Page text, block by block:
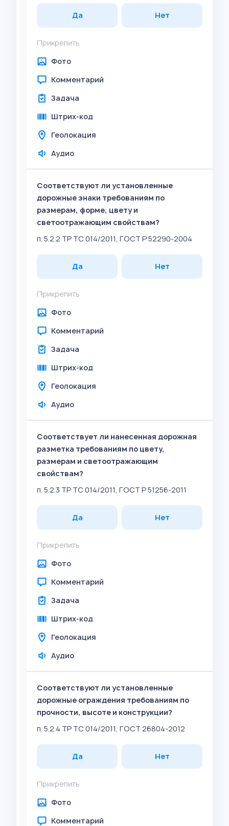
Да Нет
Прикрепить
Фото
Комментарий
Задача
Штрих-код
Геолокация
Аудио
Соответствуют ли установленные
дорожные знаки требованиям по
размерам, форме, цвету и
светоотражающим свойствам?
п. 5.2.2 ТР ТС 014/2011, ГОСТ Р 52290-2004
Да Нет
Прикрепить
Фото
Комментарий
Задача
Штрих-код
Геолокация
Аудио
Соответствует ли нанесенная дорожная
разметка требованиям по цвету,
размерам и светоотражающим
свойствам?
п. 5.2.3 ТР ТС 014/2011, ГОСТ Р 51256-2011
Да Нет
Прикрепить
Фото
Комментарий
Задача
Штрих-код
Геолокация
Аудио
Соответствуют ли установленные
дорожные ограждения требованиям по
прочности, высоте и конструкции?
п. 5.2.4 ТР ТС 014/2011, ГОСТ 26804-2012
Да Нет
Прикрепить
Фото
Комментарий